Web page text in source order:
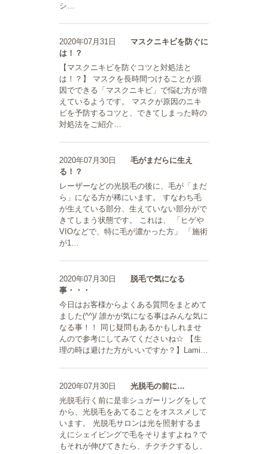
シ…
2020年07月31日
マスクニキビを防ぐに
は！？
【マスクニキビを防ぐコツと対処法と
は！？】 マスクを長時間つけることが原
因でできる「マスクニキビ」で悩む方が増
えているようです。 マスクが原因のニキ
ビを予防するコツと、できてしまった時の
対処法をご紹介…
2020年07月30日
毛がまだらに生え
る！？
レーザーなどの光脱毛の後に、毛が「まだ
ら」になる方が稀にいます。 すなわち毛
が生えている部分、生えていない部分がで
きてしまう状態です。 これは、 「ヒゲや
VIOなどで、特に毛が濃かった方」 「施術
が1…
2020年07月30日
脱毛で気になる
事・・・
今日はお客様からよくある質問をまとめて
ました(^^)/ 誰かが気になる事はみんな気に
なる事！！ 同じ疑問もあるかもしれませ
んので参考にしてみてくださいね☆ 【生
理の時は避けた方がいいですか？】Lami…
2020年07月30日
光脱毛の前に…
光脱毛行く前に是非シュガーリングをして
から、光脱毛をあてることをオススメして
います。 光脱毛サロンは光を照射するま
えにシェイビングで毛をそりますよね？で
もそれが伸びてきたら、チクチクするし、